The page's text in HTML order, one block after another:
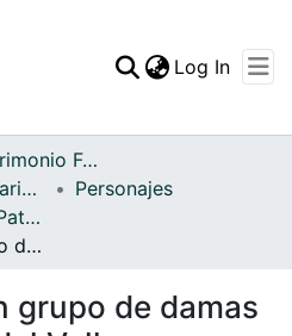
Statistics
Log In
Archivo del Patrimonio Fotográfico y Fílmico del Valle del Cauca
Fondo Fotográfico Diario Occidente
Personajes
FFDO - Personajes - Patrimonial
Almuerzo de un grupo de damas de municipios del Valle con Martha de Villegas.
grupo de damas